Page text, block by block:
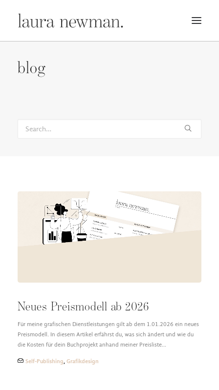
PORTFOLIO
PREMADES
NEWS
MERCH
ÜBER MICH
DESIGN FAQ
PRESSEMATERIAL
KONTAKT
blog
Neues Preismodell ab 2026
Für meine grafischen Dienstleistungen gilt ab dem 1.01.2026 ein neues
Preismodell. In diesem Artikel erfährst du, was sich ändert und wie du
die Kosten für dein Buchprojekt anhand meiner Preisliste…
Self-Publishing, Grafikdesign